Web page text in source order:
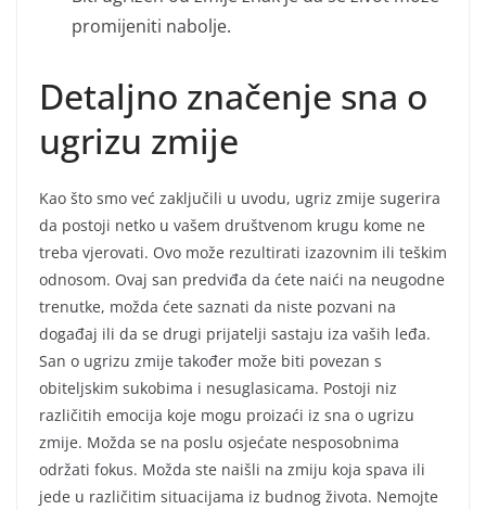
promijeniti nabolje.
Detaljno značenje sna o
ugrizu zmije
Kao što smo već zaključili u uvodu, ugriz zmije sugerira
da postoji netko u vašem društvenom krugu kome ne
treba vjerovati. Ovo može rezultirati izazovnim ili teškim
odnosom. Ovaj san predviđa da ćete naići na neugodne
trenutke, možda ćete saznati da niste pozvani na
događaj ili da se drugi prijatelji sastaju iza vaših leđa.
San o ugrizu zmije također može biti povezan s
obiteljskim sukobima i nesuglasicama. Postoji niz
različitih emocija koje mogu proizaći iz sna o ugrizu
zmije. Možda se na poslu osjećate nesposobnima
održati fokus. Možda ste naišli na zmiju koja spava ili
jede u različitim situacijama iz budnog života. Nemojte